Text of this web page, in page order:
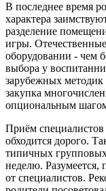
В последнее время
характера
разделение
игры.
оборудовании - чем
выбора у
зарубежных методик
закупка
опциональным
Приём
обходится дорого.
типичных
неделю.
от специалистов.